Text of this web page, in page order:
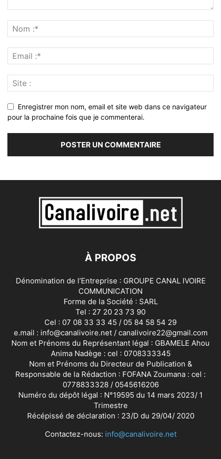
Enregistrer mon nom, email et site web dans ce navigateur
pour la prochaine fois que je commenterai.
À PROPOS
Dénomination de l’Entreprise : GROUPE CANAL IVOIRE
COMMUNICATION
Forme de la Société : SARL
Tel : 27 20 23 73 90
Cel : 07 08 33 33 45 / 05 84 58 54 29
e.mail : info@canalivoire.net / canalivoire22@gmail.com
Nom et Prénoms du Représentant légal : GBAMELE Ahou
Anima Nadège : cel : 0708333345
Nom et Prénoms du Directeur de Publication &
Responsable de la Rédaction : FOFANA Zoumana : cel :
0778833328 / 0545616206
Numéro du dépôt légal : N°19595 du 14 mars 2023/ 1
Trimestre
Récépissé de déclaration : 23/D du 29/04/ 2020
Contactez-nous: info@canalivoire.net